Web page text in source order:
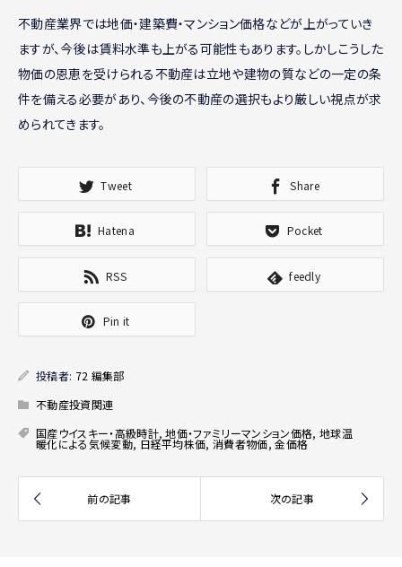
不動産業界では地価・建築費・マンション価格などが上がっていき
ますが、今後は賃料水準も上がる可能性もあります。しかしこうした
物価の恩恵を受けられる不動産は立地や建物の質などの一定の条
件を備える必要があり、今後の不動産の選択もより厳しい視点が求
められてきます。
Tweet Share
Hatena Pocket
RSS feedly
Pin it
投稿者: 72 編集部
不動産投資関連
国産ウイスキー・高級時計,地価・ファミリーマンション価格, 地球温
暖化による気候変動, 日経平均株価,消費者物価,金価格